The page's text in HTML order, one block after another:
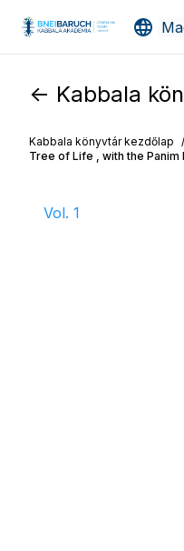
<- Kabbala
Kabbala könyvtár kezdőlap /
Tree of Life , with the
Vol. 1